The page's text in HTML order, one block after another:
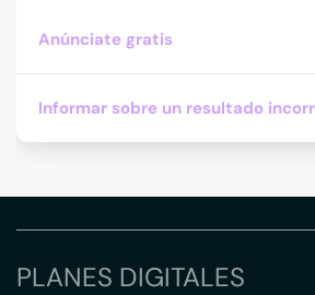
Anúnciate gratis
Informar sobre un resultado
PLANES DIGITALES